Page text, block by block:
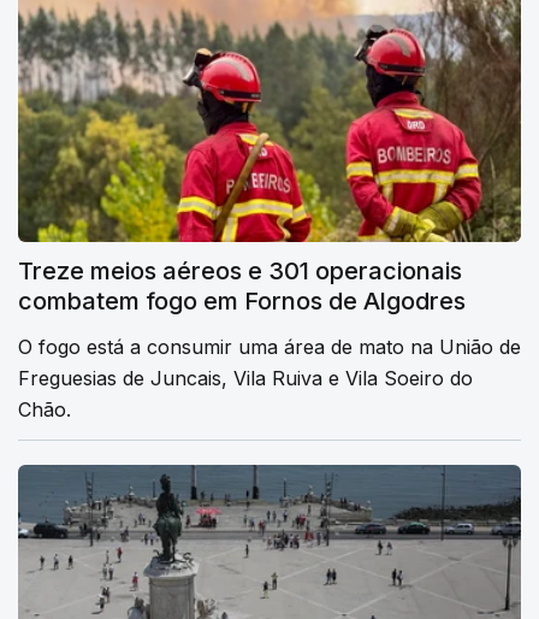
Treze meios aéreos e 301 operacionais
combatem fogo em Fornos de Algodres
O fogo está a consumir uma área de mato na União de
Freguesias de Juncais, Vila Ruiva e Vila Soeiro do
Chão.